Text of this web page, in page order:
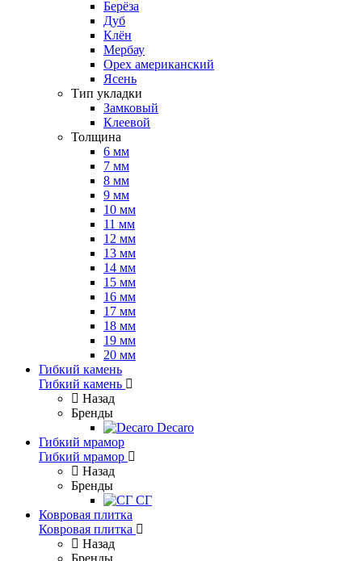
Берёза
Дуб
Клён
Мербау
Орех американский
Ясень
Тип укладки
Замковый
Клеевой
Толщина
6 мм
7 мм
8 мм
9 мм
10 мм
11 мм
12 мм
13 мм
14 мм
15 мм
16 мм
17 мм
18 мм
19 мм
20 мм
Гибкий камень
Гибкий камень
Назад
Бренды
Decaro
Гибкий мрамор
Гибкий мрамор
Назад
Бренды
СГ
Ковровая плитка
Ковровая плитка
Назад
Бренды